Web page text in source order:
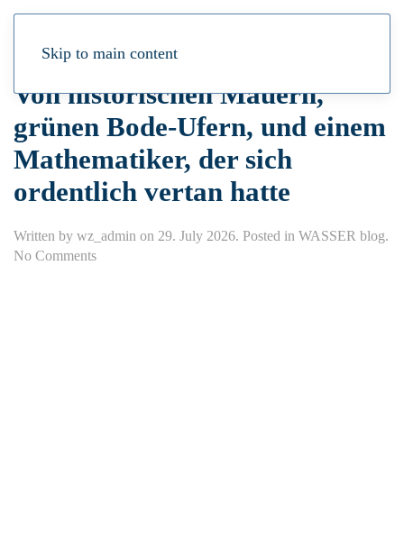
Skip to main content
Von historischen Mauern,
grünen Bode-Ufern, und einem
Mathematiker, der sich
ordentlich vertan hatte
Written by wz_admin on 29. July 2026. Posted in WASSER blog.
No Commentson